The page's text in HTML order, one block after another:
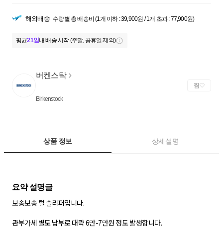
해외배송 수량별 총 배송비 (1개 이하 : 39,900원 / 1개 초과 : 77,900원)
평균21일내 배송 시작 (주말, 공휴일 제외)
버켄스탁
Birkenstock
찜
상품 정보 상세설명
요약 설명글
보송보송 털 슬리퍼입니다.
관부가세 별도 납부로 대략 6만-7만원 정도 발생합니다.